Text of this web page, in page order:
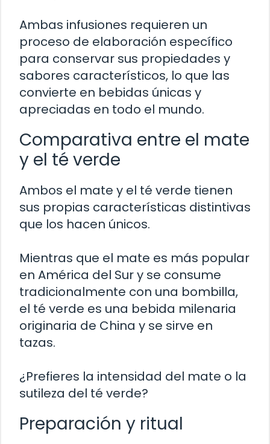
Ambas infusiones requieren un
proceso de elaboración específico
para conservar sus propiedades y
sabores característicos, lo que las
convierte en bebidas únicas y
apreciadas en todo el mundo.
Comparativa entre el mate
y el té verde
Ambos el mate y el té verde tienen
sus propias características distintivas
que los hacen únicos.
Mientras que el mate es más popular
en América del Sur y se consume
tradicionalmente con una bombilla,
el té verde es una bebida milenaria
originaria de China y se sirve en
tazas.
¿Prefieres la intensidad del mate o la
sutileza del té verde?
Preparación y ritual